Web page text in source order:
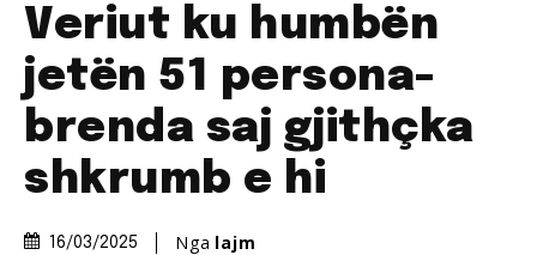
Veriut ku humbën
jetën 51 persona-
brenda saj gjithçka
shkrumb e hi
16/03/2025 Nga lajm